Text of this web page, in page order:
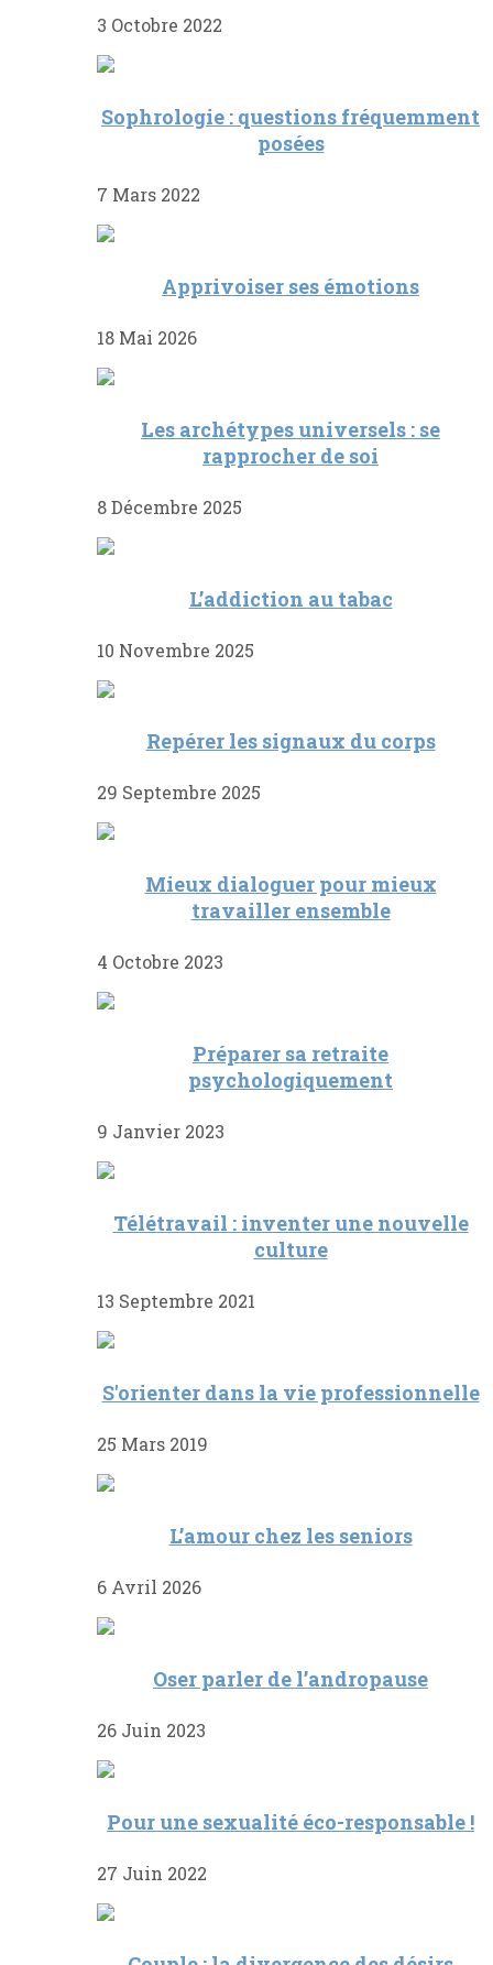
3 Octobre 2022
Sophrologie : questions fréquemment
posées
7 Mars 2022
Apprivoiser ses émotions
18 Mai 2026
Les archétypes universels : se
rapprocher de soi
8 Décembre 2025
L’addiction au tabac
10 Novembre 2025
Repérer les signaux du corps
29 Septembre 2025
Mieux dialoguer pour mieux
travailler ensemble
4 Octobre 2023
Préparer sa retraite
psychologiquement
9 Janvier 2023
Télétravail : inventer une nouvelle
culture
13 Septembre 2021
S'orienter dans la vie professionnelle
25 Mars 2019
L’amour chez les seniors
6 Avril 2026
Oser parler de l’andropause
26 Juin 2023
Pour une sexualité éco-responsable !
27 Juin 2022